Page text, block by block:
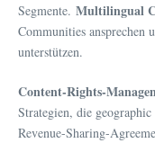
Segmente. Multilingual
Communities ansprechen
unterstützen.
Content-Rights-
Strategien, die
Revenue-Sharing-